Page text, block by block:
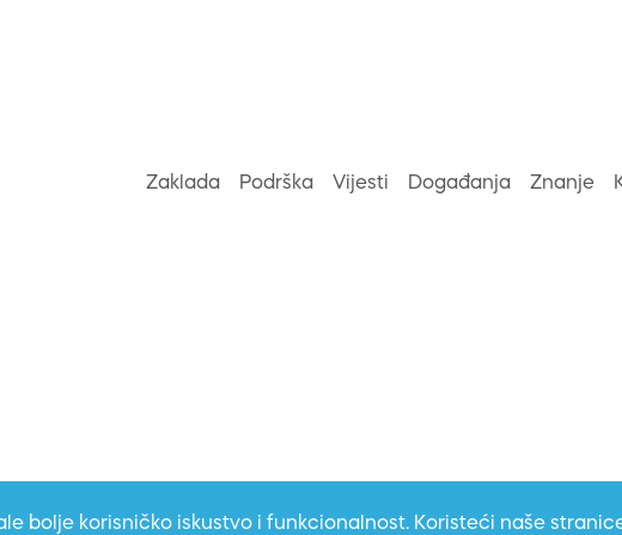
bolje korisničko iskustvo i funkcionalnost. Koristeći naše
Zaklada Podrška Vijesti Događanja Znanje